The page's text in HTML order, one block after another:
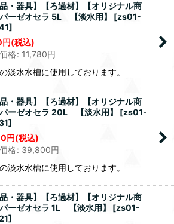
品・器具】【ろ過材】【オリジナル商
ーゼオセラ 5L 【淡水用】
[zs01-
]
円(税込)
格: 11,780円
淡水水槽に使用しております。
品・器具】【ろ過材】【オリジナル商
ーゼオセラ 20L 【淡水用】
[zs01-
]
円(税込)
格: 39,800円
淡水水槽に使用しております。
品・器具】【ろ過材】【オリジナル商
ーゼオセラ 1L 【淡水用】
[zs01-
]